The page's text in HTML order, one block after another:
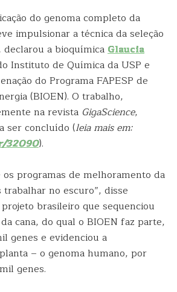
do genoma completo da
impulsionar a técnica da seleção
a bioquímicaGlaucia
Instituto de Química da USP e
do Programa FAPESP de
(BIOEN). O trabalho,
na revista GigaScience,
ser concluído (leia mais em:
32090).
os programas de melhoramento da
trabalhar no escuro”, disse
brasileiro que sequenciou
cana, do qual o BIOEN faz parte,
genes e evidenciou a
– o genoma humano, por
genes.